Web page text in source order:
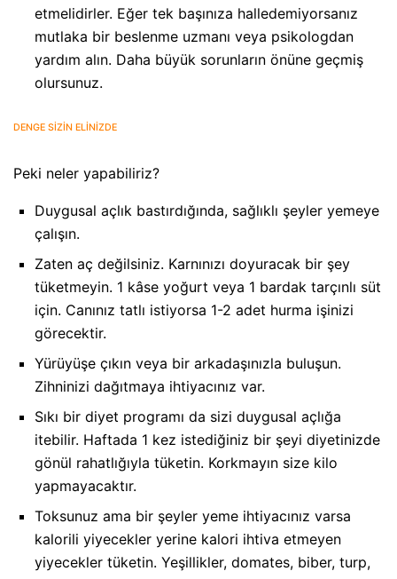
etmelidirler. Eğer tek başınıza halledemiyorsanız
mutlaka bir beslenme uzmanı veya psikologdan
yardım alın. Daha büyük sorunların önüne geçmiş
olursunuz.
DENGE SİZİN ELİNİZDE
Peki neler yapabiliriz?
Duygusal açlık bastırdığında, sağlıklı şeyler yemeye
çalışın.
Zaten aç değilsiniz. Karnınızı doyuracak bir şey
tüketmeyin. 1 kâse yoğurt veya 1 bardak tarçınlı süt
için. Canınız tatlı istiyorsa 1-2 adet hurma işinizi
görecektir.
Yürüyüşe çıkın veya bir arkadaşınızla buluşun.
Zihninizi dağıtmaya ihtiyacınız var.
Sıkı bir diyet programı da sizi duygusal açlığa
itebilir. Haftada 1 kez istediğiniz bir şeyi diyetinizde
gönül rahatlığıyla tüketin. Korkmayın size kilo
yapmayacaktır.
Toksunuz ama bir şeyler yeme ihtiyacınız varsa
kalorili yiyecekler yerine kalori ihtiva etmeyen
yiyecekler tüketin. Yeşillikler, domates, biber, turp,